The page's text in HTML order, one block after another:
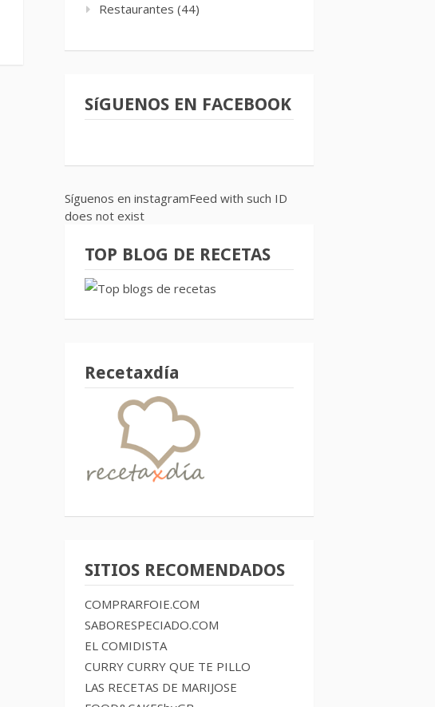
Restaurantes (44)
SíGUENOS EN FACEBOOK
Síguenos en instagramFeed with such ID
does not exist
TOP BLOG DE RECETAS
Recetaxdía
SITIOS RECOMENDADOS
COMPRARFOIE.COM
SABORESPECIADO.COM
EL COMIDISTA
CURRY CURRY QUE TE PILLO
LAS RECETAS DE MARIJOSE